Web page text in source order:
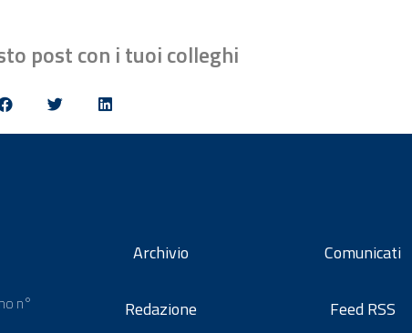
post con i tuoi colleghi
n°
Archivio
Redazione
Comunicati
Feed RSS